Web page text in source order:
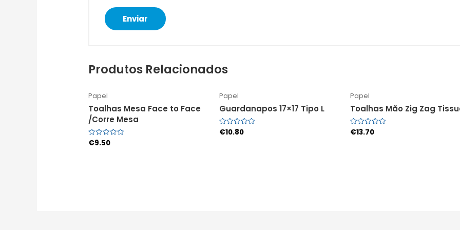
Produtos Relacionados
Papel
Toalhas Mesa Face to Face
/Corre Mesa
Avaliação
0
€9.50
Papel
Guardanapos 17×17 Tipo L
Avaliação
0
€10.80
Papel
Toalhas Mão Zig Zag
Avaliação
0
€13.70